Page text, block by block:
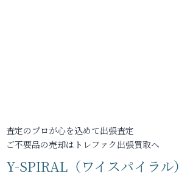
査定のプロが心を込めて出張査定
ご不要品の売却はトレファク出張買取へ
Y-SPIRAL（ワイスパイラル）